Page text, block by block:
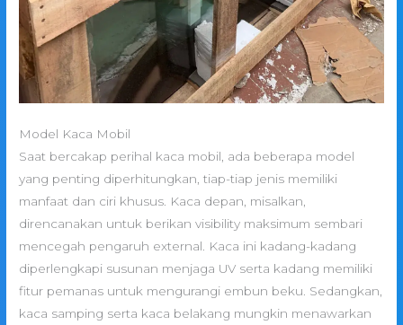
Model Kaca Mobil
Saat bercakap perihal kaca mobil, ada beberapa model
yang penting diperhitungkan, tiap-tiap jenis memiliki
manfaat dan ciri khusus. Kaca depan, misalkan,
direncanakan untuk berikan visibility maksimum sembari
mencegah pengaruh external. Kaca ini kadang-kadang
diperlengkapi susunan menjaga UV serta kadang memiliki
fitur pemanas untuk mengurangi embun beku. Sedangkan,
kaca samping serta kaca belakang mungkin menawarkan